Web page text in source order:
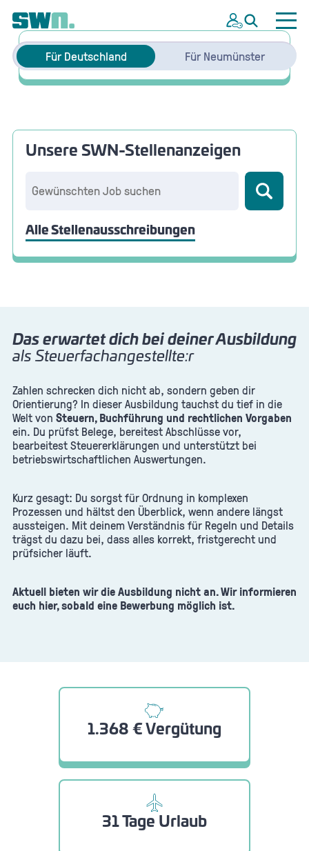
Für Deutschland Für Neumünster
Steuerfachangestellte
Unsere SWN-Stellenanzeigen
Alle Stellenausschreibungen
Das erwartet dich bei deiner Ausbildung
als Steuerfachangestellte:r
Zahlen schrecken dich nicht ab, sondern geben dir
Orientierung? In dieser Ausbildung tauchst du tief in die
Welt von Steuern, Buchführung und rechtlichen Vorgaben
ein. Du prüfst Belege, bereitest Abschlüsse vor,
bearbeitest Steuererklärungen und unterstützt bei
betriebswirtschaftlichen Auswertungen.
Kurz gesagt: Du sorgst für Ordnung in komplexen
Prozessen und hältst den Überblick, wenn andere längst
aussteigen. Mit deinem Verständnis für Regeln und Details
trägst du dazu bei, dass alles korrekt, fristgerecht und
prüfsicher läuft.
Aktuell bieten wir die Ausbildung nicht an. Wir informieren
euch hier, sobald eine Bewerbung möglich ist.
1.368 € Vergütung
31 Tage Urlaub